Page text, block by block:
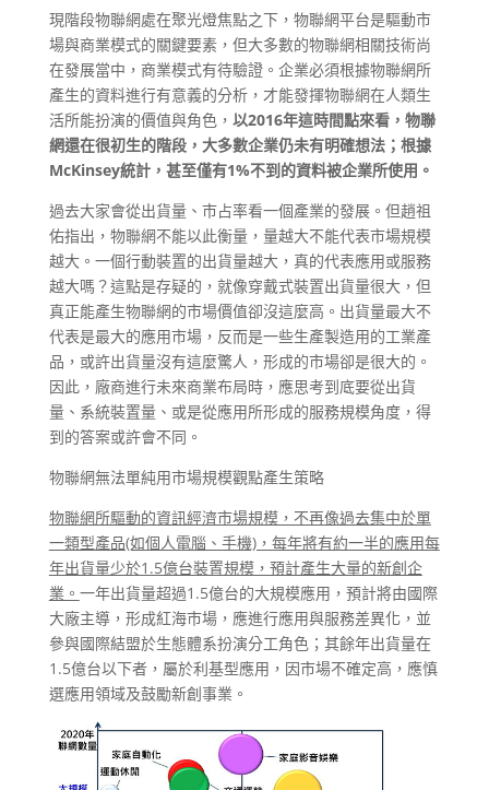
現階段物聯網處在聚光燈焦點之下，物聯網平台是驅動市
場與商業模式的關鍵要素，但大多數的物聯網相關技術尚
在發展當中，商業模式有待驗證。企業必須根據物聯網所
產生的資料進行有意義的分析，才能發揮物聯網在人類生
活所能扮演的價值與角色， 以2016年這時間點來看，物聯
網還在很初生的階段，大多數企業仍未有明確想法；根據
McKinsey統計，甚至僅有1%不到的資料被企業所使用。
過去大家會從出貨量、市占率看一個產業的發展。但趙祖
佑指出，物聯網不能以此衡量，量越大不能代表市場規模
越大。一個行動裝置的出貨量越大，真的代表應用或服務
越大嗎？這點是存疑的，就像穿戴式裝置出貨量很大，但
真正能產生物聯網的市場價值卻沒這麼高。出貨量最大不
代表是最大的應用市場，反而是一些生產製造用的工業產
品，或許出貨量沒有這麼驚人，形成的市場卻是很大的。
因此，廠商進行未來商業布局時，應思考到底要從出貨
量、系統裝置量、或是從應用所形成的服務規模角度，得
到的答案或許會不同。
物聯網無法單純用市場規模觀點產生策略
物聯網所驅動的資訊經濟市場規模，不再像過去集中於單
一類型產品(如個人電腦、手機)，每年將有約一半的應用每
年出貨量少於1.5億台裝置規模，預計產生大量的新創企
業。 一年出貨量超過1.5億台的大規模應用，預計將由國際
大廠主導，形成紅海市場，應進行應用與服務差異化，並
參與國際結盟於生態體系扮演分工角色；其餘年出貨量在
1.5億台以下者，屬於利基型應用，因市場不確定高，應慎
選應用領域及鼓勵新創事業。